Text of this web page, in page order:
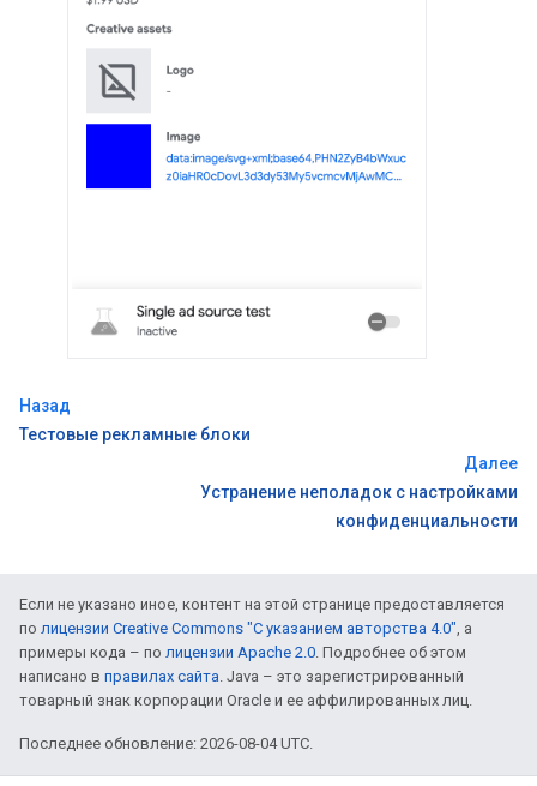
Назад
Тестовые рекламные блоки
Далее
Устранение неполадок с настройками
конфиденциальности
Если не указано иное, контент на этой странице предоставляется
по лицензии Creative Commons "С указанием авторства 4.0" , а
примеры кода – по лицензии Apache 2.0 . Подробнее об этом
написано в правилах сайта . Java – это зарегистрированный
товарный знак корпорации Oracle и ее аффилированных лиц.
Последнее обновление: 2026-08-04 UTC.